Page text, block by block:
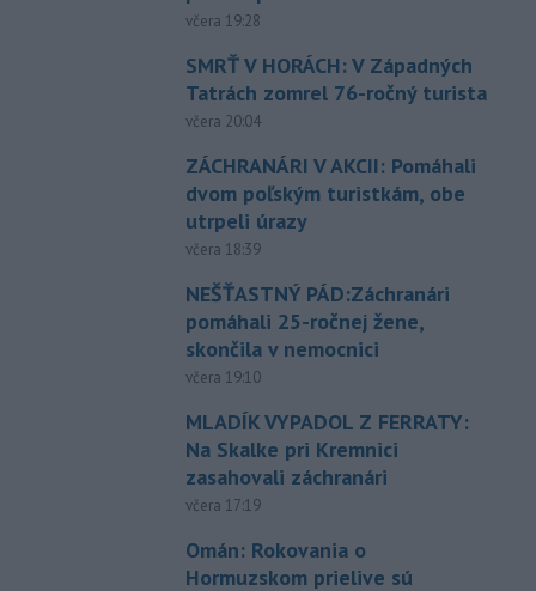
včera 19:28
SMRŤ V HORÁCH: V Západných
Tatrách zomrel 76-ročný turista
včera 20:04
ZÁCHRANÁRI V AKCII: Pomáhali
dvom poľským turistkám, obe
utrpeli úrazy
včera 18:39
NEŠŤASTNÝ PÁD:Záchranári
pomáhali 25-ročnej žene,
skončila v nemocnici
včera 19:10
MLADÍK VYPADOL Z FERRATY:
Na Skalke pri Kremnici
zasahovali záchranári
včera 17:19
Omán: Rokovania o
Hormuzskom prielive sú